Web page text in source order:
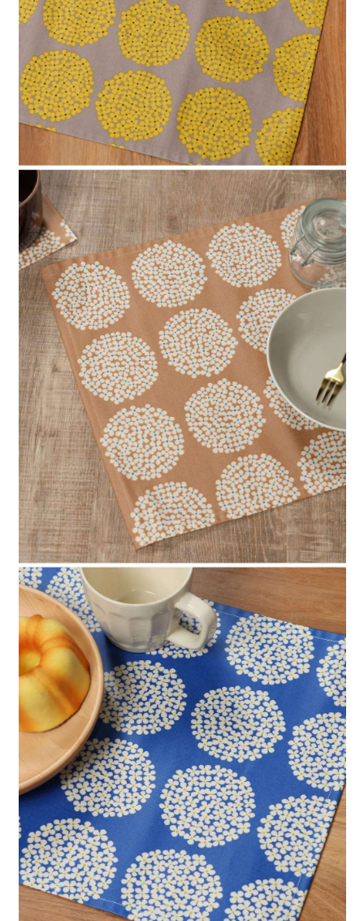
【注意事項】
１．透過由恩沛科技股份有限公司提供之「AFTEE先享後付」服務完成之交
易，需依本服務之必要範圍內提供個人資料，並將交易相關給付款項請求債
權轉讓予恩沛科技股份有限公司。
２．關於個人資料處理事宜，請瀏覽以下網址：https://aftee.tw/terms/#terms3
３．未成年的使用者請事先徵得法定代理人或監護人之同意方可使用
「AFTEE先享後付」，若未經同意申辦者引起之損失，本公司不負相關責
任。
４．使用「AFTEE先享後付」時，將依據個別帳號之用戶狀況，依本公司即
時審查核予不同之上限額度；若仍有額度不足之情形，本公司將視審查結果
請求用戶進行身份認證。
５．嚴禁一人註冊多個帳號或使用他人資訊註冊。若發現惡意使用之情形，
恩沛科技股份有限公司將有權停止該用戶之使用額度並採取法律行動。